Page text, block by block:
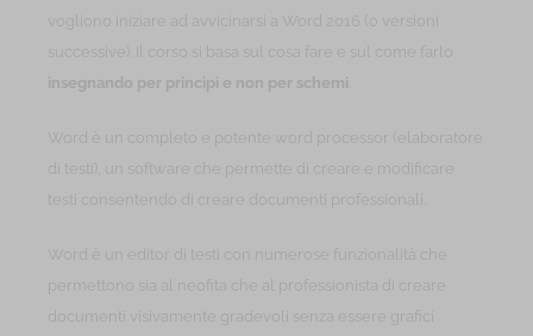
vogliono iniziare ad avvicinarsi a Word 2016 (o versioni
successive). Il corso si basa sul cosa fare e sul come farlo
insegnando per principi e non per schemi
Word è un completo e potente word processor (elaboratore
di testi), un software che permette di creare e modificare
testi consentendo di creare documenti professionali.
Word è un editor di testi con numerose funzionalità che
permettono sia al neofita che al professionista di creare
documenti visivamente gradevoli senza essere grafici